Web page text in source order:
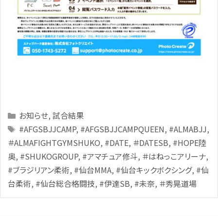
Categories
お知らせ, 試合結果
Tags
#AFGSBJJCAMP, #AFGSBJJCAMPQUEEN, #ALMABJJ,
＃ALMAFIGHTGYMSHUKO, #DATE, ＃DATESB, #HOPE陸
奥, #SHUKOGROUP, #アマチュア修斗, ＃はねっこアリーナ,
#ブラジリアン柔術, #仙台MMA, #仙台キックボクシング, #仙
台柔術, #仙台総合格闘技, #伊達SB, #未奈, ＃秀晃道場